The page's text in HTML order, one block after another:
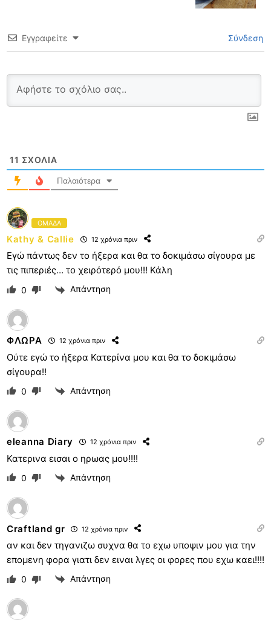
Εγγραφείτε Σύνδεση
11 ΣΧΌΛΙΑ
Παλαιότερα
ΟΜΑΔΑ
Kathy & Callie 12 χρόνια πριν
Εγώ πάντως δεν το ήξερα και θα το δοκιμάσω σίγουρα με
τις πιπεριές… το χειρότερό μου!!! Κάλη
0 Απάντηση
ΦΛΩΡΑ 12 χρόνια πριν
Ούτε εγώ το ήξερα Κατερίνα μου και θα το δοκιμάσω
σίγουρα!!
0 Απάντηση
eleanna Diary 12 χρόνια πριν
Κατερινα εισαι ο ηρωας μου!!!!
0 Απάντηση
Craftland gr 12 χρόνια πριν
αν και δεν τηγανιζω συχνα θα το εχω υποψιν μου για την
επομενη φορα γιατι δεν ειναι λγες οι φορες που εχω καει!!!!
0 Απάντηση